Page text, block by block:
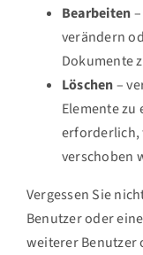
Bearbeiten
verändern
Dokumente
Löschen–
Elemente zu
erforderlich,
verschoben
Vergessen Sie
Benutzer oder
weiterer Benutzer